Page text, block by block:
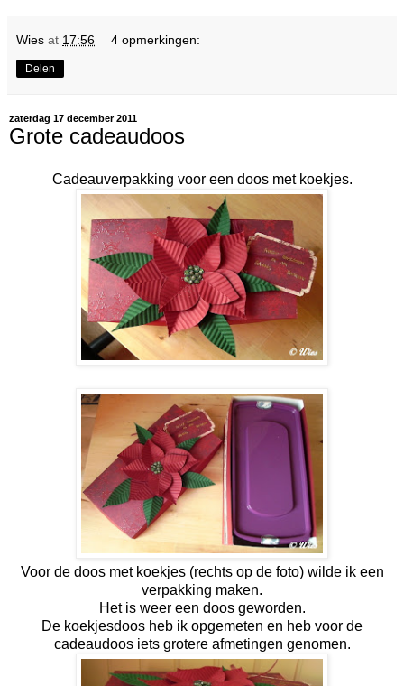
Wies at 17:56 4 opmerkingen:
Delen
zaterdag 17 december 2011
Grote cadeaudoos
Cadeauverpakking voor een doos met koekjes.
Voor de doos met koekjes (rechts op de foto) wilde ik een
verpakking maken.
Het is weer een doos geworden.
De koekjesdoos heb ik opgemeten en heb voor de
cadeaudoos iets grotere afmetingen genomen.